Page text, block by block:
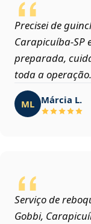
Precisei de
preparada,
toda a operação.
ML Márcia L.
Serviço de
Gobbi,